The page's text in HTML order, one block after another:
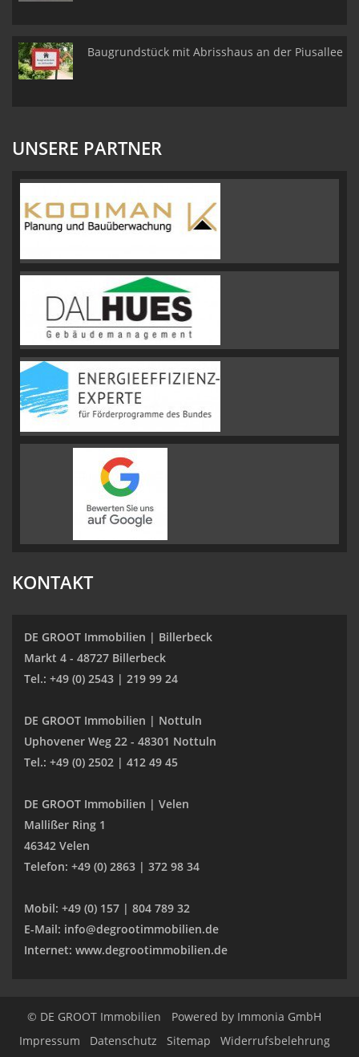
Baugrundstück mit Abrisshaus an der Piusallee
UNSERE PARTNER
KONTAKT
DE GROOT Immobilien | Billerbeck
Markt 4 - 48727 Billerbeck
Tel.: +49 (0) 2543 | 219 99 24
DE GROOT Immobilien | Nottuln
Uphovener Weg 22 - 48301 Nottuln
Tel.: +49 (0) 2502 | 412 49 45
DE GROOT Immobilien | Velen
Mallißer Ring 1
46342 Velen
Telefon: +49 (0) 2863 | 372 98 34
Mobil: +49 (0) 157 | 804 789 32
E-Mail: info@degrootimmobilien.de
Internet: www.degrootimmobilien.de
© DE GROOT Immobilien Powered by Immonia GmbH
Impressum
Datenschutz Sitemap Widerrufsbelehrung